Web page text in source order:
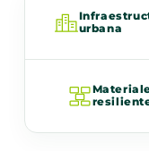
urbana